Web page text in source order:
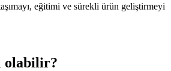
eğitimi ve sürekli ürün geliştirmeyi
olabilir?